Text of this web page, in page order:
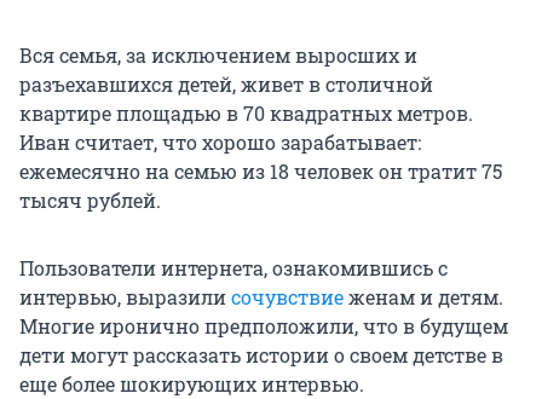
Вся семья, за исключением выросших и
разъехавшихся детей, живет в столичной
квартире площадью в 70 квадратных метров.
Иван считает, что хорошо зарабатывает:
ежемесячно на семью из 18 человек он тратит 75
тысяч рублей.
Пользователи интернета, ознакомившись с
интервью, выразилисочувствиеженам и детям.
Многие иронично предположили, что в будущем
дети могут рассказать истории о своем детстве в
еще более шокирующих интервью.